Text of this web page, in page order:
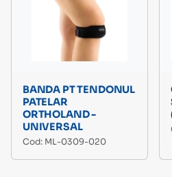
BANDA PT TENDONUL
PATELAR
ORTHOLAND -
UNIVERSAL
Cod: ML-0309-020